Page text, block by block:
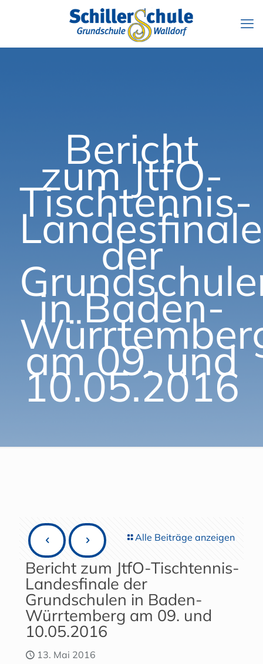
Bericht
zum JtfO-
Tischtennis-
Landesfinale
der
in Baden-
am 09. und
10.05.2016
Alle Beiträge anzeigen
Bericht zum JtfO-Tischtennis-
Landesfinale der
Grundschulen in Baden-
Würrtemberg am 09. und
10.05.2016
13. Mai 2016